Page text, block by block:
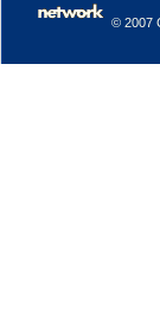
© 2007